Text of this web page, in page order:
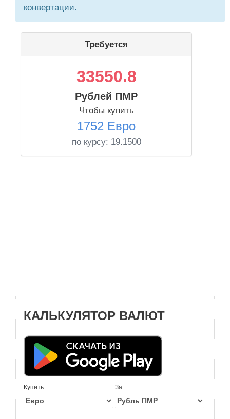
конвертации.
Требуется
33550.8
Рублей ПМР
Чтобы купить
1752 Евро
по курсу: 19.1500
КАЛЬКУЛЯТОР ВАЛЮТ
Купить За